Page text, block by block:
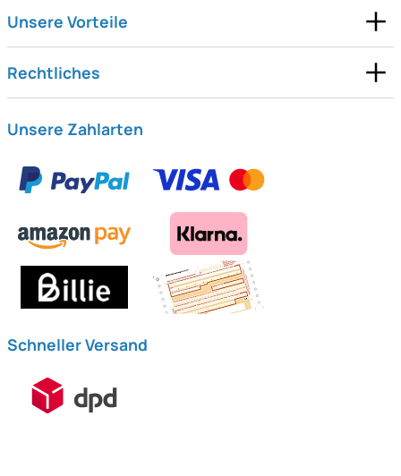
Unsere Vorteile
Rechtliches
Unsere Zahlarten
Schneller Versand